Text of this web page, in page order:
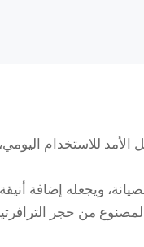
للاستخدام
ويجعله إضافة
من حجر